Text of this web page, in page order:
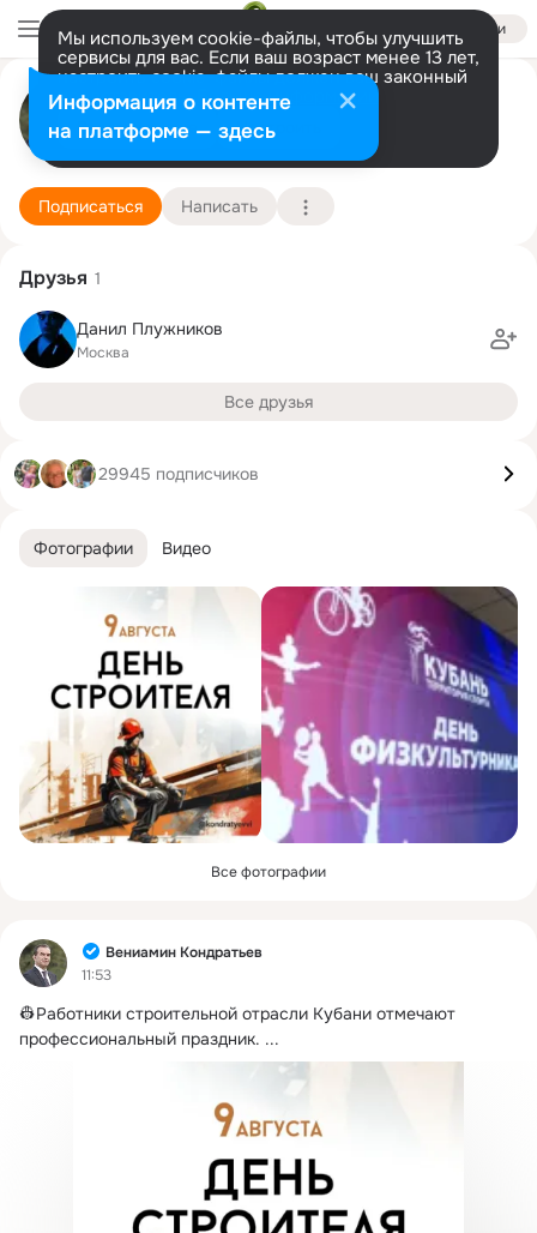
Войти
Мы используем cookie-файлы, чтобы улучшить
сервисы для вас. Если ваш возраст менее 13 лет,
настроить cookie-файлы должен ваш законный
представитель. Больше информации
Разрешить все Настроить
Вениамин Кондратьев
Краснодар
1 сентября (55 лет)
Подробнее
Подписаться Написать
Фотографии Видео
Все фотографии
Фид
Вениамин Кондратьев
11:53
👷Работники строительной отрасли Кубани отмечают
профессиональный праздник. ...
Друзья 1
Данил Плужников
Москва
Все друзья
29945 подписчиков
Информация о контенте
на платформе — здесь